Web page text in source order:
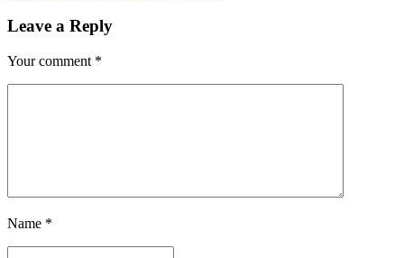
Leave a Reply
Your comment *
Name *